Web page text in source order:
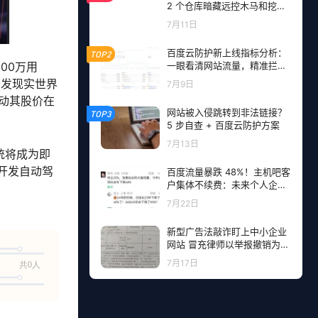
万用
现实世界
其股价在
将成为即
发自动驾
共0人
2 个仓库暗藏远控木马和挖矿
程序，开发者成目标
7月11日
TOP2
百度云防护新上线指标分析：
一眼看清网站流量，精准拦截
恶意请求
7月9日
TOP3
网站被入侵跳转到非法链接？
5 步自查 + 百度云防护方案
7月13日
百度流量暴跌 48%！主机吧客
户集体不续费：未来个人企业
网站流量从哪里来？
7月22日
新型广告法敲诈盯上中小企业
网站 冒充律师以举报撤销为由
勒索钱财
7月17日